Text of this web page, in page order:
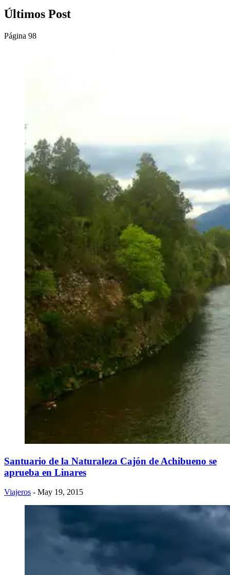
Últimos Post
Página 98
Santuario de la Naturaleza Cajón de Achibueno se
aprueba en Linares
Viajeros - May 19, 2015